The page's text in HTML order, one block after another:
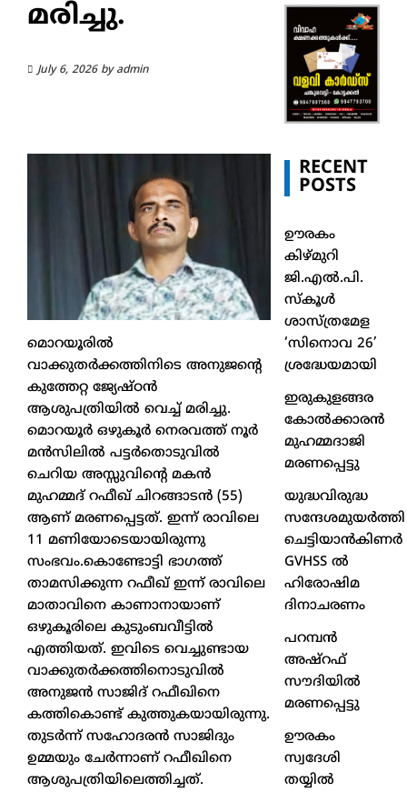
മരിച്ചു.
July 6, 2026by admin
മൊറയൂരിൽ
വാക്കുതർക്കത്തിനിടെ അനുജന്റെ
കുത്തേറ്റ ജ്യേഷ്ഠൻ
ആശുപത്രിയിൽ വെച്ച് മരിച്ചു.
മൊറയൂർ ഒഴുകൂർ നെരവത്ത് നൂർ
മൻസിലിൽ പട്ടർതൊടുവിൽ
ചെറിയ അസ്സുവിന്റെ മകൻ
മുഹമ്മദ് റഫീഖ് ചിറങ്ങാടൻ (55)
ആണ് മരണപ്പെട്ടത്. ഇന്ന് രാവിലെ
11 മണിയോടെയായിരുന്നു
സംഭവം.കൊണ്ടോട്ടി ഭാഗത്ത്
താമസിക്കുന്ന റഫീഖ് ഇന്ന് രാവിലെ
മാതാവിനെ കാണാനായാണ്
ഒഴുകൂരിലെ കുടുംബവീട്ടിൽ
എത്തിയത്. ഇവിടെ വെച്ചുണ്ടായ
വാക്കുതർക്കത്തിനൊടുവിൽ
അനുജൻ സാജിദ് റഫീഖിനെ
കത്തികൊണ്ട് കുത്തുകയായിരുന്നു.
തുടർന്ന് സഹോദരൻ സാജിദും
ഉമ്മയും ചേർന്നാണ് റഫീഖിനെ
ആശുപത്രിയിലെത്തിച്ചത്.
RECENT
POSTS
ഊരകം
കിഴ്മുറി
ജി.എൽ.പി.
സ്കൂൾ
ശാസ്ത്രമേള
‘സിനൊവ 26’
ശ്രദ്ധേയമായി
ഇരുകുളങ്ങര
കോൽക്കാരൻ
മുഹമ്മദാജി
മരണപ്പെട്ടു
യുദ്ധവിരുദ്ധ
സന്ദേശമുയർത്തി
ചെട്ടിയാൻകിണർ
GVHSS ൽ
ഹിരോഷിമ
ദിനാചരണം
പറമ്പൻ
അഷ്‌റഫ്
സൗദിയിൽ
മരണപ്പെട്ടു
ഊരകം
സ്വദേശി
തയ്യിൽ